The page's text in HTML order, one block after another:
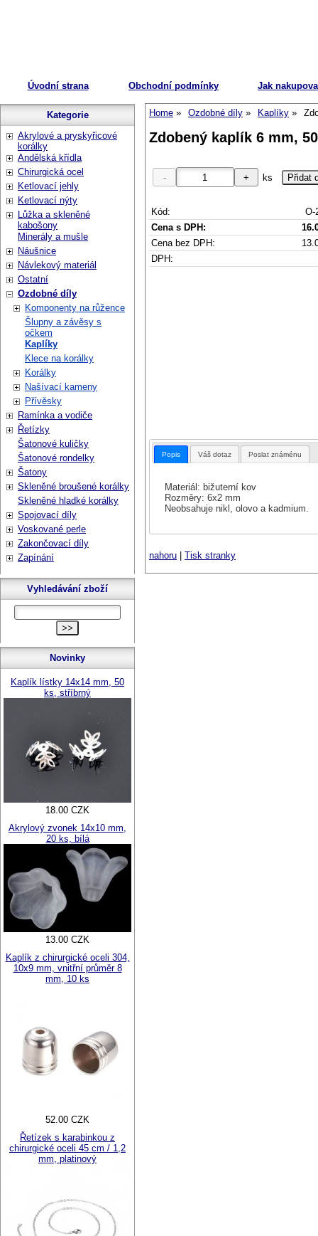
Úvodní strana Obchodní podmínky Jak
Home Ozdobné díly Kaplíky
Zdobený kaplík 6 mm,
ks
Kód:
O-
Cena s DPH:
Cena bez DPH:
DPH:
Popis Váš dotaz Poslat známénu
Materiál: bižuterní kov
Rozměry: 6x2 mm
Neobsahuje nikl, olovo a kadmium.
nahoru Tisk stranky
Kategorie
Akrylové a pryskyřicové
korálky
Andělská křídla
Chirurgická ocel
Ketlovací jehly
Ketlovací nýty
Lůžka a skleněné
kabošony
Minerály a mušle
Náušnice
Návlekový materiál
Ostatní
Ozdobné díly
Komponenty na růžence
Šlupny a závěsy s
očkem
Kaplíky
Klece na korálky
Korálky
Našívací kameny
Přívěsky
Ramínka a vodiče
Řetízky
Šatonové kuličky
Šatonové rondelky
Šatony
Skleněné broušené korálky
Skleněné hladké korálky
Spojovací díly
Voskované perle
Zakončovací díly
Zapínání
Vyhledávání zboží
Novinky
Kaplík lístky 14x14 mm, 50
ks, stříbrný
18.00 CZK
Akrylový zvonek 14x10 mm,
20 ks, bílá
13.00 CZK
Kaplík z chirurgické oceli 304,
10x9 mm, vnitřní průměr 8
mm, 10 ks
52.00 CZK
Řetízek s karabinkou z
chirurgické oceli 45 cm / 1,2
mm, platinový